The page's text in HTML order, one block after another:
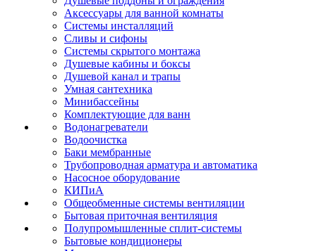
Аксессуары для ванной комнаты
Системы инсталляций
Сливы и сифоны
Системы скрытого монтажа
Душевые кабины и боксы
Душевой канал и трапы
Умная сантехника
Минибассейны
Комплектующие для ванн
Водонагреватели
Водоочистка
Баки мембранные
Трубопроводная арматура и автоматика
Насосное оборудование
КИПиА
Общеобменные системы вентиляции
Бытовая приточная вентиляция
Полупромышленные сплит-системы
Бытовые кондиционеры